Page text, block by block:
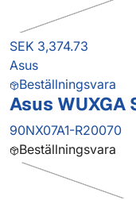
SEK 3,374.73
Asus
Beställningsvara
Asus WUXGA
90NX07A1-R20070
Beställningsvara